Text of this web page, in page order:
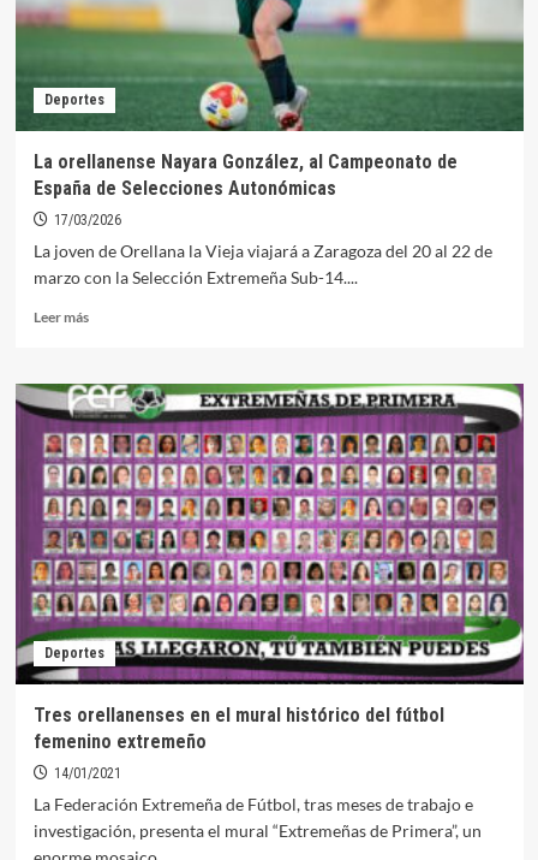
Deportes
La orellanense Nayara González, al Campeonato de
España de Selecciones Autonómicas
17/03/2026
La joven de Orellana la Vieja viajará a Zaragoza del 20 al 22 de
marzo con la Selección Extremeña Sub-14....
Leer másLeer
La
orellanense
Nayara
González,
al
Campeonato
de
España
de
Selecciones
Autonómicas
Deportes
Tres orellanenses en el mural histórico del fútbol
femenino extremeño
14/01/2021
La Federación Extremeña de Fútbol, tras meses de trabajo e
investigación, presenta el mural “Extremeñas de Primera”, un